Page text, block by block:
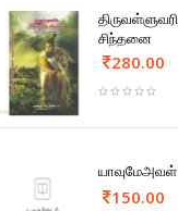
சிந்தனை
280.00
150.00